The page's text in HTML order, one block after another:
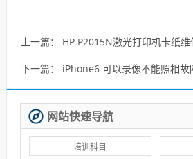
上一篇： HP P2015N激光打印机卡纸
下一篇： iPhone6 可以录像不能照相故
网站快速导航
培训科目